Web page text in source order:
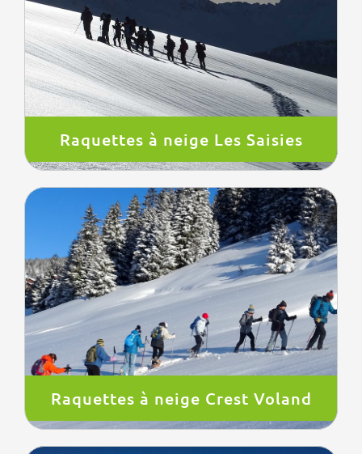
Raquettes à neige Les Saisies
Raquettes à neige Crest Voland